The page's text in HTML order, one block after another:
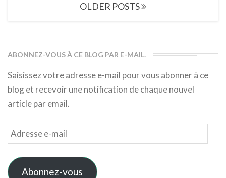
OLDER POSTS
ABONNEZ-VOUS À CE BLOG PAR E-MAIL.
Saisissez votre adresse e-mail pour vous abonner à ce
blog et recevoir une notification de chaque nouvel
article par email.
Adresse
e-
mail
Abonnez-vous